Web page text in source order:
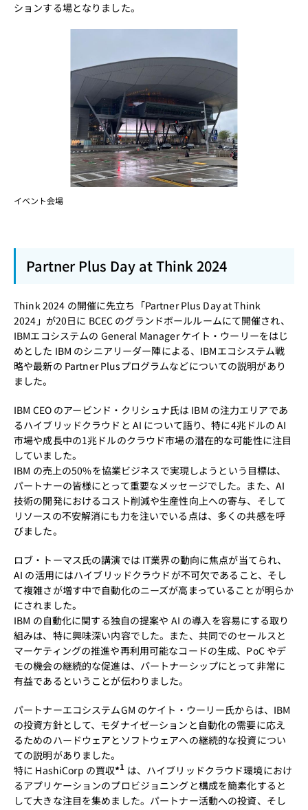
ションする場となりました。
イベント会場
Partner Plus Day at Think 2024
Think 2024 の開催に先立ち「Partner Plus Day at Think
2024」が20日に BCEC のグランドボールルームにて開催され、
IBMエコシステムの General Manager ケイト・ウーリーをはじ
めとした IBM のシニアリーダー陣による、IBMエコシステム戦
略や最新の Partner Plusプログラムなどについての説明があり
ました。
IBM CEO のアービンド・クリシュナ氏は IBM の注力エリアであ
るハイブリッドクラウドと AI について語り、特に4兆ドルの AI
市場や成長中の1兆ドルのクラウド市場の潜在的な可能性に注目
していました。
IBM の売上の50%を協業ビジネスで実現しようという目標は、
パートナーの皆様にとって重要なメッセージでした。また、AI
技術の開発におけるコスト削減や生産性向上への寄与、そして
リソースの不安解消にも力を注いでいる点は、多くの共感を呼
びました。
ロブ・トーマス氏の講演では IT業界の動向に焦点が当てられ、
AI の活用にはハイブリッドクラウドが不可欠であること、そし
て複雑さが増す中で自動化のニーズが高まっていることが明らか
にされました。
IBM の自動化に関する独自の提案や AI の導入を容易にする取り
組みは、特に興味深い内容でした。また、共同でのセールスと
マーケティングの推進や再利用可能なコードの生成、PoC やデ
モの機会の継続的な促進は、パートナーシップにとって非常に
有益であるということが伝わりました。
パートナーエコシステムGM のケイト・ウーリー氏からは、IBM
の投資方針として、モダナイゼーションと自動化の需要に応え
るためのハードウェアとソフトウェアへの継続的な投資につい
ての説明がありました。
特に HashiCorp の買収*1 は、ハイブリッドクラウド環境におけ
るアプリケーションのプロビジョニングと構成を簡素化すると
して大きな注目を集めました。パートナー活動への投資、そし